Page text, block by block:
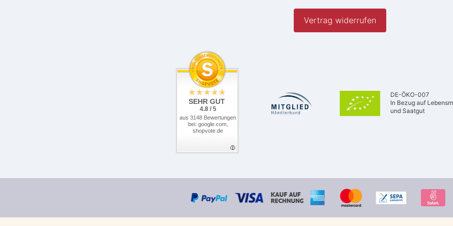
Vertrag widerrufen
SEHR GUT
4.8 / 5
aus 3148 Bewertungen
bei: google.com,
shopvote.de
DE-ÖKO-007
In Bezug auf
und Saatgut